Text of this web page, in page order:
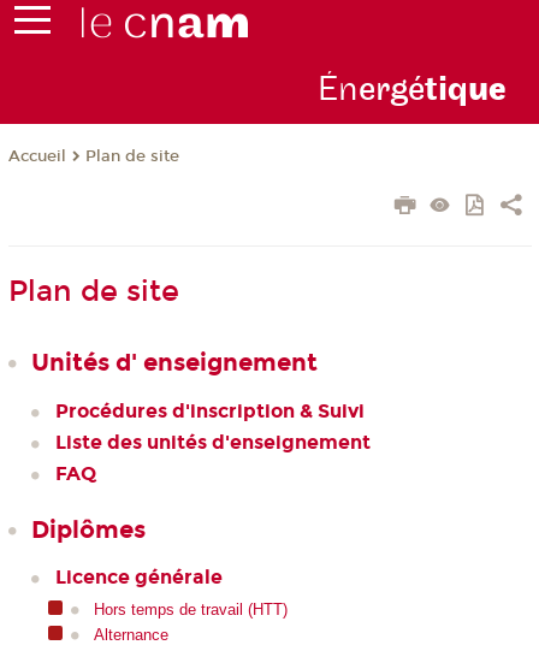
Énergétique
Accueil Plan de site
Plan de site
Unités d' enseignement
Procédures d'inscription & Suivi
Liste des unités d'enseignement
FAQ
Diplômes
Licence générale
Hors temps de travail (HTT)
Alternance